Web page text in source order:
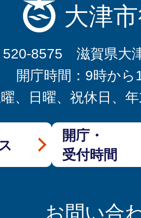
大津
520-8575 滋賀県大
開庁時間：9時から
曜、日曜、祝休日、
開庁・
受付時間
お問い合